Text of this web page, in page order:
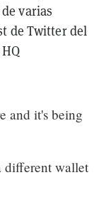
varias
de Twitter del
and it's being
different wallet